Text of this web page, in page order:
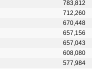
783,812
712,260
670,448
657,156
657,043
608,080
577,984